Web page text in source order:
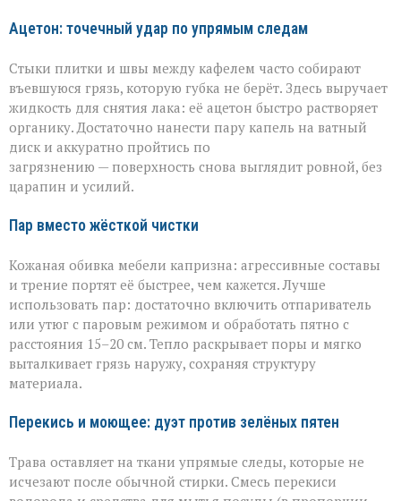
Ацетон: точечный удар по упрямым следам
Стыки плитки и швы между кафелем часто собирают
въевшуюся грязь, которую губка не берёт. Здесь выручает
жидкость для снятия лака: её ацетон быстро растворяет
органику. Достаточно нанести пару капель на ватный
диск и аккуратно пройтись по
загрязнению — поверхность снова выглядит ровной, без
царапин и усилий.
Пар вместо жёсткой чистки
Кожаная обивка мебели капризна: агрессивные составы
и трение портят её быстрее, чем кажется. Лучше
использовать пар: достаточно включить отпариватель
или утюг с паровым режимом и обработать пятно с
расстояния 15–20 см. Тепло раскрывает поры и мягко
выталкивает грязь наружу, сохраняя структуру
материала.
Перекись и моющее: дуэт против зелёных пятен
Трава оставляет на ткани упрямые следы, которые не
исчезают после обычной стирки. Смесь перекиси